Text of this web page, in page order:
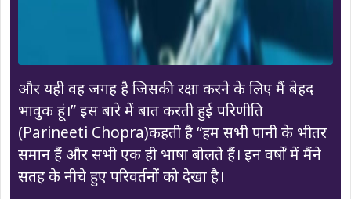
और यही वह जगह है जिसकी रक्षा करने के लिए मैं बेहद
भावुक हूं।” इस बारे में बात करती हुई परिणीति
(Parineeti Chopra)कहती है “हम सभी पानी के भीतर
समान हैं और सभी एक ही भाषा बोलते हैं। इन वर्षों में मैंने
सतह के नीचे हुए परिवर्तनों को देखा है।